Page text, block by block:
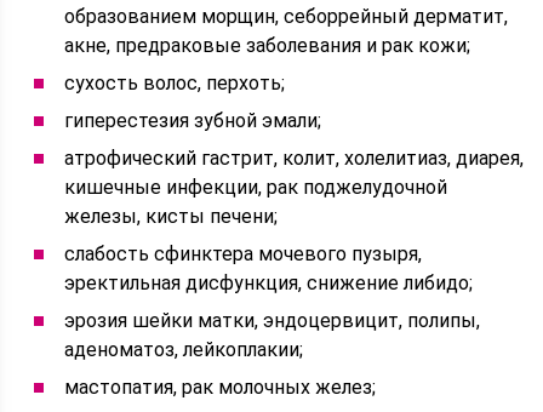
образованием морщин, себоррейный дерматит,
акне, предраковые заболевания и рак кожи;
сухость волос, перхоть;
гиперестезия зубной эмали;
атрофический гастрит, колит, холелитиаз, диарея,
кишечные инфекции, рак поджелудочной
железы, кисты печени;
слабость сфинктера мочевого пузыря,
эректильная дисфункция, снижение либидо;
эрозия шейки матки, эндоцервицит, полипы,
аденоматоз, лейкоплакии;
мастопатия, рак молочных желез;